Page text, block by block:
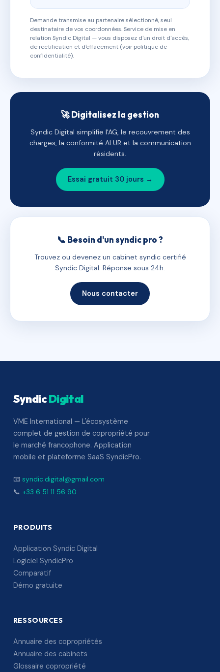
Demande transmise au partenaire sélectionné, seul
destinataire de vos coordonnées. Service de mise en
relation Syndic Digital — vous disposez d'un droit d'accès,
de rectification et d'effacement (voir politique de
confidentialité).
🚀 Digitalisez la gestion
Syndic Digital simplifie l'AG, le recouvrement des
charges, la conformité ALUR et la communication
résidents.
Essai gratuit 30 jours →
📞 Besoin d'un syndic pro ?
Trouvez ou devenez un cabinet syndic certifié
Syndic Digital. Réponse sous 24h.
Nous contacter
SyndicDigital
VME International — L'écosystème
complet de gestion de copropriété pour
le marché francophone. Application
mobile et plateforme SaaS SyndicPro.
📧 syndic.digital@gmail.com
📞 +33 6 51 11 56 90
PRODUITS
Application Syndic Digital
Logiciel SyndicPro
Comparatif
Démo gratuite
RESSOURCES
Annuaire des copropriétés
Annuaire des cabinets
Glossaire copropriété